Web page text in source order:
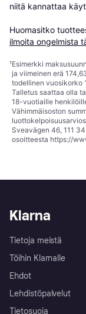
niitä kannattaa
Huomasitko
ilmoita ongelmista
¹Esimerkki
ja viimeinen erä
todellinen vuosikorko
Talletus saattaa olla
18-vuotiaille
Vähimmäisoston
Sveavägen 46, 111
osoitteesta https://
Klarna
Tietoja meistä
Töihin Klarnalle
Ehdot
Lehdistöpalvelut
Tietosuoja